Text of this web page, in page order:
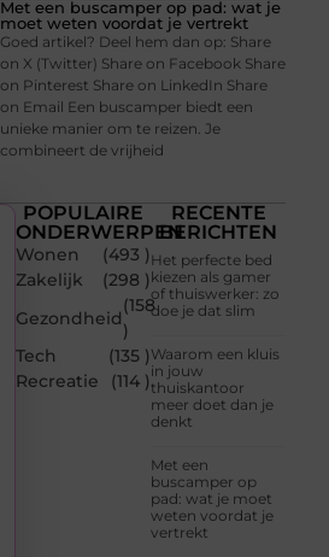
Met een buscamper op pad: wat je
moet weten voordat je vertrekt
Goed artikel? Deel hem dan op: Share
on X (Twitter) Share on Facebook Share
on Pinterest Share on LinkedIn Share
on Email Een buscamper biedt een
unieke manier om te reizen. Je
combineert de vrijheid
POPULAIRE
ONDERWERPEN
Wonen
(493 )
Zakelijk
(298 )
Gezondheid
(158
)
Tech
(135 )
Recreatie
(114 )
RECENTE
BERICHTEN
Het perfecte bed
kiezen als gamer
of thuiswerker: zo
doe je dat slim
Waarom een kluis
in jouw
thuiskantoor
meer doet dan je
denkt
Met een
buscamper op
pad: wat je moet
weten voordat je
vertrekt